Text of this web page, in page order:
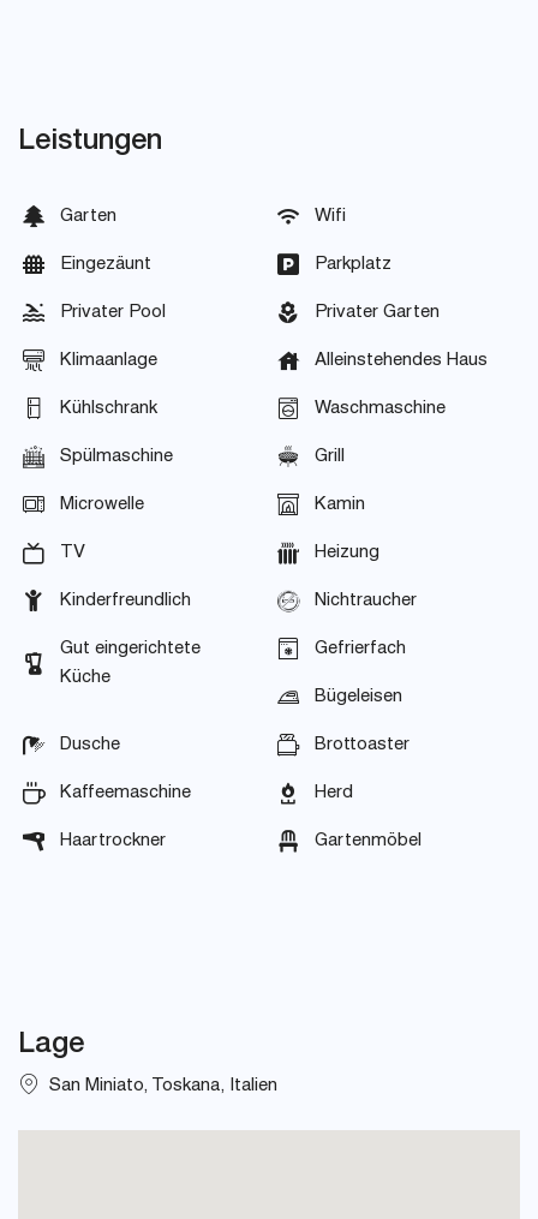
Leistungen
Garten Wifi
Eingezäunt Parkplatz
Privater Pool Privater Garten
Klimaanlage Alleinstehendes Haus
Kühlschrank Waschmaschine
Spülmaschine Grill
Microwelle Kamin
TV Heizung
Kinderfreundlich Nichtraucher
Gut eingerichtete
Küche
Gefrierfach
Bügeleisen
Dusche Brottoaster
Kaffeemaschine Herd
Haartrockner Gartenmöbel
Lage
San Miniato, Toskana, Italien